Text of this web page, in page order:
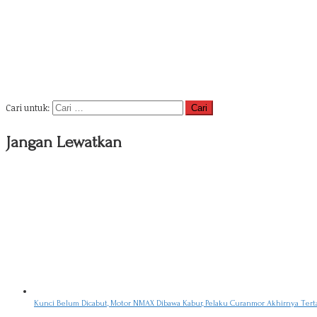
Cari untuk:
Jangan Lewatkan
Kunci Belum Dicabut, Motor NMAX Dibawa Kabur, Pelaku Curanmor Akhirnya